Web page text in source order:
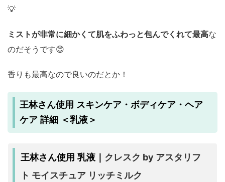
💡
ミストが非常に細かくて肌をふわっと包んでくれて最高な
のだそうです😊
香りも最高なので良いのだとか！
王林さん使用 スキンケア・ボディケア・ヘア
ケア 詳細 ＜乳液＞
王林さん使用 乳液｜ クレスク by アスタリフ
ト モイスチュア リッチミルク